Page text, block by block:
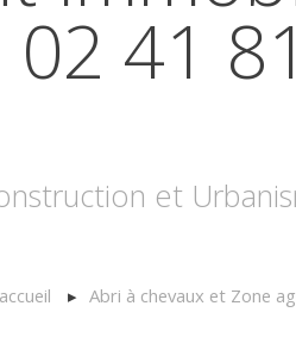
41
et
Abri à chevaux et Zone